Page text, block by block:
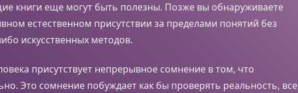
книги еще могут быть полезны. Позже вы обнаруживаете
естественном присутствии за пределами понятий без
искусственных методов.
присутствует непрерывное сомнение в том, что
Это сомнение побуждает как бы проверять реальность, все